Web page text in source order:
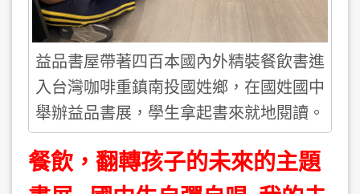
益品書屋帶著四百本國內外精裝餐飲書進
入台灣咖啡重鎮南投國姓鄉，在國姓國中
舉辦益品書展，學生拿起書來就地閱讀。
餐飲，翻轉孩子的未來的主題